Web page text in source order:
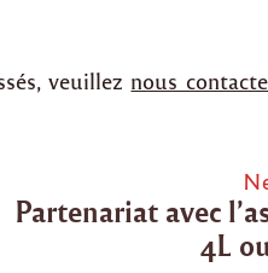
veuillez nous
Partenariat avec
4L